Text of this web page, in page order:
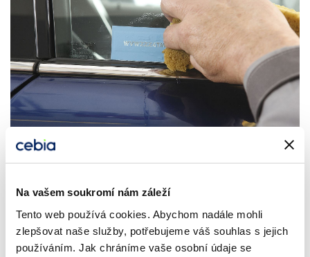
Na vašem soukromí nám záleží
Tento web používá cookies. Abychom nadále mohli
zlepšovat naše služby, potřebujeme váš souhlas s jejich
používáním. Jak chráníme vaše osobní údaje se